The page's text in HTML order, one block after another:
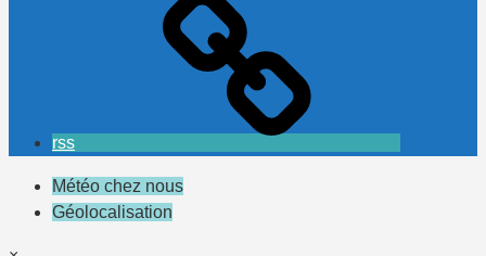
rss
Météo chez nous
Géolocalisation